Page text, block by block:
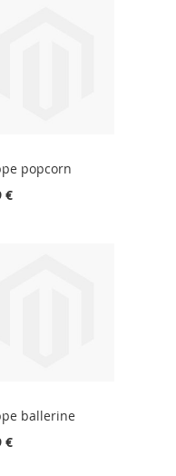
popcorn
€
ballerine
€